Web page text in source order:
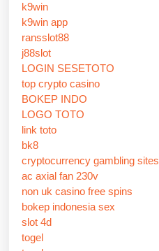
k9win
k9win app
ransslot88
j88slot
LOGIN SESETOTO
top crypto casino
BOKEP INDO
LOGO TOTO
link toto
bk8
cryptocurrency gambling sites
ac axial fan 230v
non uk casino free spins
bokep indonesia sex
slot 4d
togel